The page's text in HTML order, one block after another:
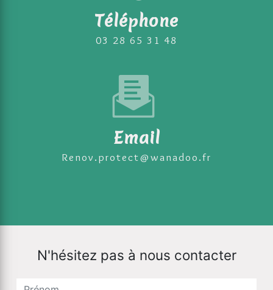
Téléphone
03 28 65 31 48
Email
renov.protect@wanadoo.fr
N'hésitez pas à nous contacter